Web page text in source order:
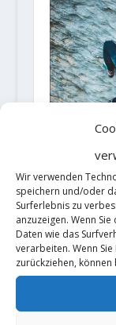
Wir verwenden
speichern und/oder
Surferlebnis zu
anzuzeigen. Wenn
Daten wie das
verarbeiten. Wenn
zurückziehen,
Video:
first 9a
11. Juli 2018
Deine E-